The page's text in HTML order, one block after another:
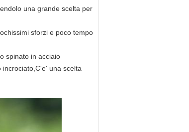
una grande scelta per
sforzi e poco tempo
spinato in acciaio
incrociato,C'e' una scelta